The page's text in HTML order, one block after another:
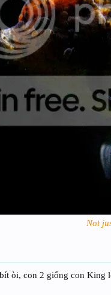
Not
òi, con 2 giống con King